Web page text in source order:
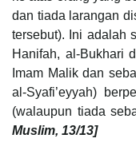
dan tiada larangan
tersebut). Ini adalah
Hanifah, al-Bukhari
Imam Malik dan
al-Syafi’eyyah)
(walaupun tiada
Muslim, 13/13]